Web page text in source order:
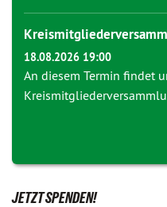
18.08.2026 19:00
An diesem Termin findet
JETZT SPENDEN!